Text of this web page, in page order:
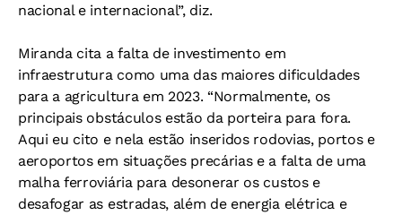
nacional e internacional”, diz.
Miranda cita a falta de investimento em
infraestrutura como uma das maiores dificuldades
para a agricultura em 2023. “Normalmente, os
principais obstáculos estão da porteira para fora.
Aqui eu cito e nela estão inseridos rodovias, portos e
aeroportos em situações precárias e a falta de uma
malha ferroviária para desonerar os custos e
desafogar as estradas, além de energia elétrica e